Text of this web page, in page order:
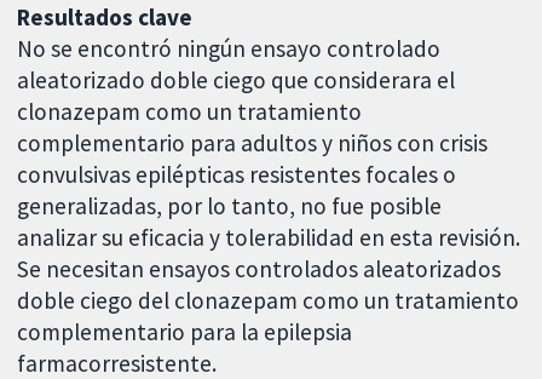
Resultados clave
No se encontró ningún ensayo controlado
aleatorizado doble ciego que considerara el
clonazepam como un tratamiento
complementario para adultos y niños con crisis
convulsivas epilépticas resistentes focales o
generalizadas, por lo tanto, no fue posible
analizar su eficacia y tolerabilidad en esta revisión.
Se necesitan ensayos controlados aleatorizados
doble ciego del clonazepam como un tratamiento
complementario para la epilepsia
farmacorresistente.